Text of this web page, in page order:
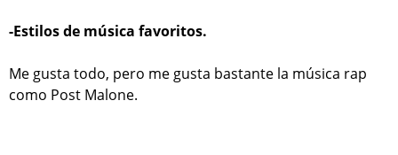
-Estilos de música favoritos.
Me gusta todo, pero me gusta bastante la música rap
como Post Malone.